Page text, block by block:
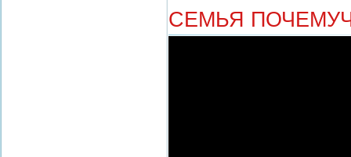
СЕМЬЯ